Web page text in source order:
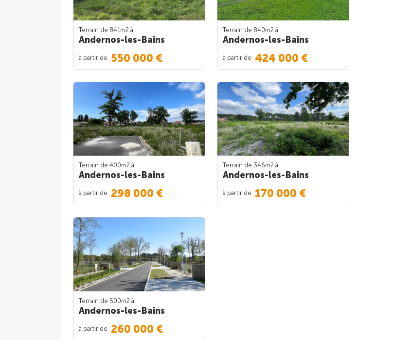
Terrain de 841m2 à
Andernos-les-Bains
à partir de 550 000 €
Terrain de 840m2 à
Andernos-les-Bains
à partir de 424 000 €
Terrain de 400m2 à
Andernos-les-Bains
à partir de 298 000 €
Terrain de 346m2 à
Andernos-les-Bains
à partir de 170 000 €
Terrain de 500m2 à
Andernos-les-Bains
à partir de 260 000 €